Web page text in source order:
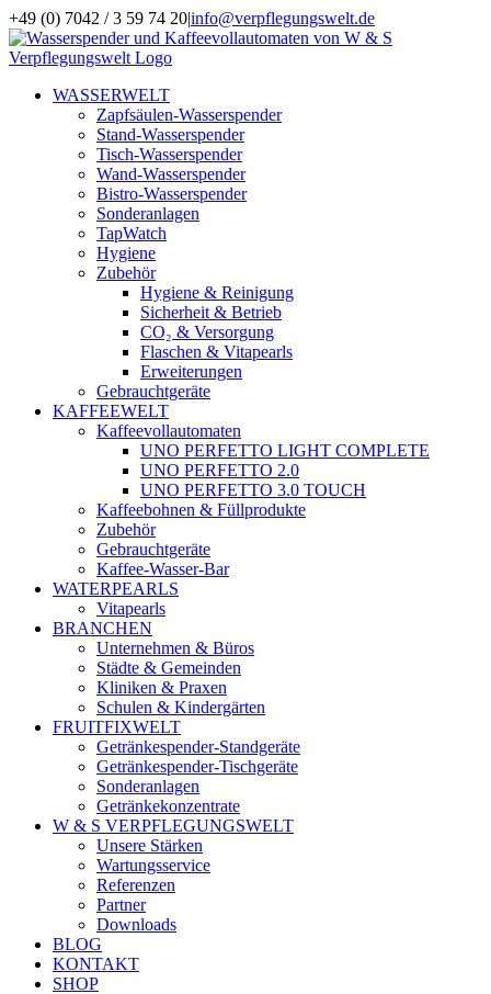
Zum
Inhalt
springen
+49 (0) 7042 / 3 59 74 20|info@verpflegungswelt.de
Facebook
LinkedIn
Xing
Instagram
WASSERWELT
Zapfsäulen-Wasserspender
Stand-Wasserspender
Tisch-Wasserspender
Wand-Wasserspender
Bistro-Wasserspender
Sonderanlagen
TapWatch
Hygiene
Zubehör
Hygiene & Reinigung
Sicherheit & Betrieb
CO₂ & Versorgung
Flaschen & Vitapearls
Erweiterungen
Gebrauchtgeräte
KAFFEEWELT
Kaffeevollautomaten
UNO PERFETTO LIGHT COMPLETE
UNO PERFETTO 2.0
UNO PERFETTO 3.0 TOUCH
Kaffeebohnen & Füllprodukte
Zubehör
Gebrauchtgeräte
Kaffee-Wasser-Bar
WATERPEARLS
Vitapearls
BRANCHEN
Unternehmen & Büros
Städte & Gemeinden
Kliniken & Praxen
Schulen & Kindergärten
FRUITFIXWELT
Getränkespender-Standgeräte
Getränkespender-Tischgeräte
Sonderanlagen
Getränkekonzentrate
W & S VERPFLEGUNGSWELT
Unsere Stärken
Wartungsservice
Referenzen
Partner
Downloads
BLOG
KONTAKT
SHOP